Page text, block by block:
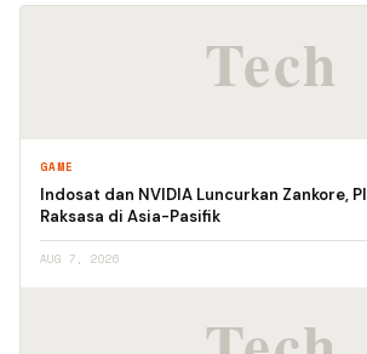
GAME
Indosat dan NVIDIA Luncurkan Zankore,
Raksasa di Asia-Pasifik
AUG 7, 2026